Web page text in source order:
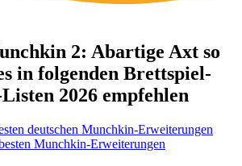
2: Abartige Axt so
in folgenden Brettspiel-
2026 empfehlen
deutschen Munchkin-Erweiterungen
Munchkin-Erweiterungen